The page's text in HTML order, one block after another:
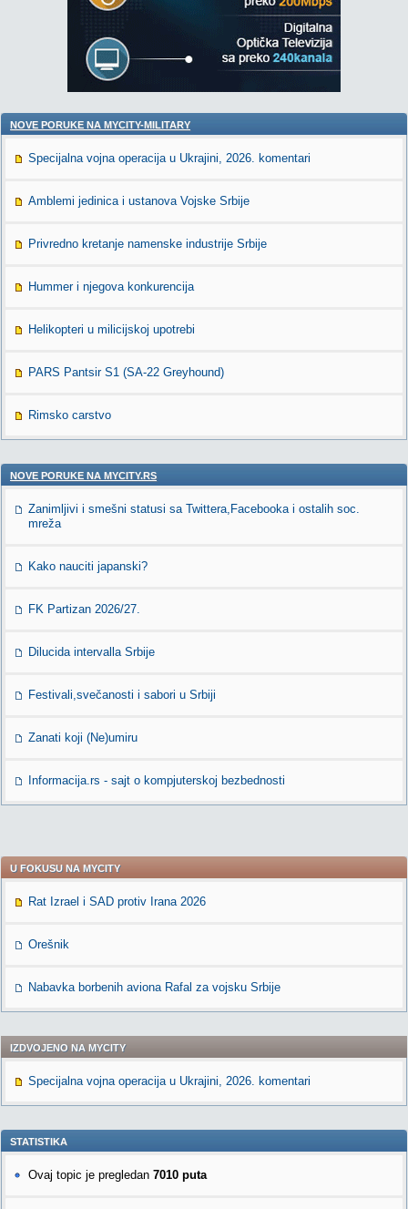
NOVE PORUKE NA MYCITY-MILITARY
Specijalna vojna operacija u Ukrajini, 2026. komentari
Amblemi jedinica i ustanova Vojske Srbije
Privredno kretanje namenske industrije Srbije
Hummer i njegova konkurencija
Helikopteri u milicijskoj upotrebi
PARS Pantsir S1 (SA-22 Greyhound)
Rimsko carstvo
NOVE PORUKE NA MYCITY.RS
Zanimljivi i smešni statusi sa Twittera,Facebooka i ostalih soc.
mreža
Kako nauciti japanski?
FK Partizan 2026/27.
Dilucida intervalla Srbije
Festivali,svečanosti i sabori u Srbiji
Zanati koji (Ne)umiru
Informacija.rs - sajt o kompjuterskoj bezbednosti
U FOKUSU NA MYCITY
Rat Izrael i SAD protiv Irana 2026
Orešnik
Nabavka borbenih aviona Rafal za vojsku Srbije
IZDVOJENO NA MYCITY
Specijalna vojna operacija u Ukrajini, 2026. komentari
STATISTIKA
Ovaj topic je pregledan 7010 puta